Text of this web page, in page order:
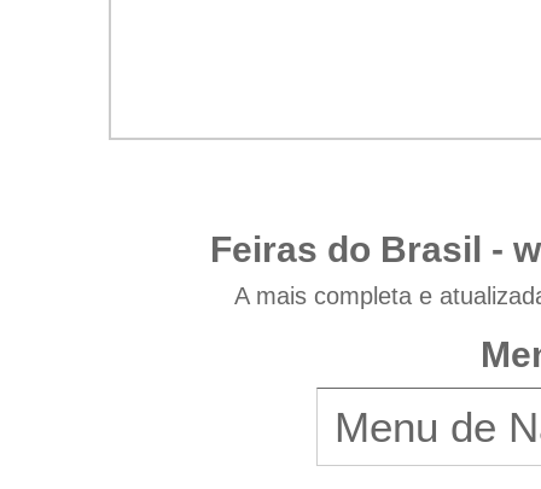
Feiras do Brasil -
A mais completa e